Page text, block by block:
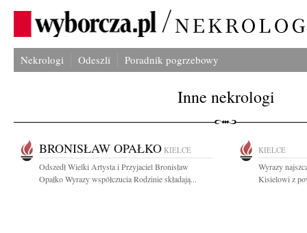
Nekrologi Odeszli Poradnik pogrzebowy
Inne nekrologi
BRONISŁAW OPAŁKO KIELCE
Odszedł Wielki Artysta i Przyjaciel Bronisław
Opałko Wyrazy współczucia Rodzinie składają...
KIELCE
Wyrazy
Kisielowi z